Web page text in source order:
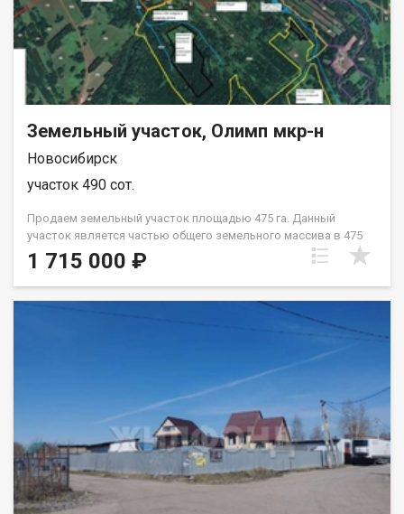
инфраструктура доступна...
Земельный участок, Олимп мкр-н
Новосибирск
участок 490 сот.
Продаем земельный участок площадью 475 га. Данный
участок является частью общего земельного массива в 475
га. Рассматриваем продажу, как единым массивом, так и
нарезами от 50 га. Стоимость указана за 4,9 га при условии
покупки от 50 га Участок залеснен. Все что расположено на
участке является собственностью собственника. Земельный
участок находится в собственности у физического лица.
Техусловия не согласованы. Граничит с Питомником растений
Малиновским и Академ Ягодой. А также множественными
СНТ Березовского сельсовета. По участку проходит ЛЭП,
есть возможность подключения, свободные мощности.
Участок расположен вдоль трассы. Станция электрички
Геодезическая находится в 3 км. Уникальный ландшафт
участка, и технические возможности, дает возможность
использования от сельхозпроизводства, до организации
экотуризма. Рассматриваем продажу, как единым массивом,
так и нарезами от 50 га. Код пользователя: 46828 Номер в
базе: 7062754
1 715 000 ₽